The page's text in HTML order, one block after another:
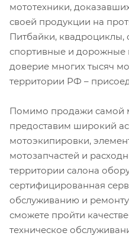
мототехники,
своей продукции на
Питбайки, квадроциклы,
спортивные и дорожные
доверие многих тысяч
территории РФ –
Помимо продажи самой
предоставим широкий
мотоэкипировки,
мотозапчастей и
территории салона
сертифицированная
обслуживанию и
сможете пройти
техническое